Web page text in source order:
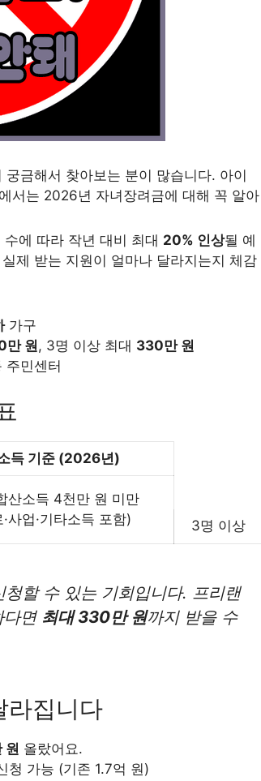
금해서 찾아보는 분이 많습니다. 아이
서는 2026년 자녀장려금에 대해 꼭 알아
에 따라 작년 대비 최대 20% 인상될 예
제 받는 지원이 얼마나 달라지는지 체감
가구
만 원, 3명 이상 최대 330만 원
민센터
득 기준 (2026년)
산소득 4천만 원 미만
사업·기타소득 포함)
3명 이상
청할 수 있는 기회입니다. 프리랜
다면 최대 330만 원까지 받을 수
라집니다
원 올랐어요.
청 가능 (기존 1.7억 원)